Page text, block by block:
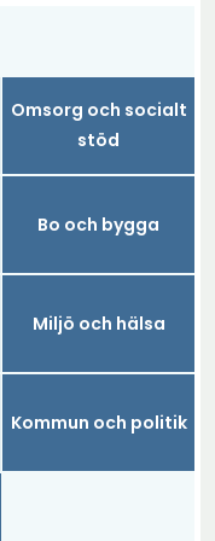
Omsorg och socialt
stöd
Bo och bygga
Miljö och hälsa
Kommun och politik